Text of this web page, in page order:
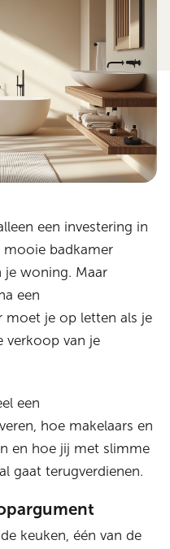
een investering in
badkamer
je woning. Maar
een
moet je op letten als je
verkoop van je
een
hoe makelaars en
en hoe jij met slimme
gaat terugverdienen.
keuken, één van de